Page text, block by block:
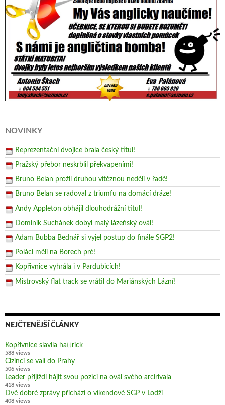
NOVINKY
Reprezentační dvojice brala český titul!
Pražský přebor neskrblil překvapeními!
Bruno Belan prožil druhou vítěznou neděli v řadě!
Bruno Belan se radoval z triumfu na domácí dráze!
Andy Appleton obhájil dlouhodrážní titul!
Dominik Suchánek dobyl malý lázeňský ovál!
Adam Bubba Bednář si vyjel postup do finále SGP2!
Poláci měli na Borech pré!
Kopřivnice vyhrála i v Pardubicích!
Mistrovský flat track se vrátil do Mariánských Lázní!
NEJČTENĚJŠÍ ČLÁNKY
Kopřivnice slavila hattrick
588 views
Cizinci se valí do Prahy
506 views
Leader přijíždí hájit svou pozici na ovál svého arcirivala
418 views
Dvě dobré zprávy přichází o víkendové SGP v Lodži
408 views